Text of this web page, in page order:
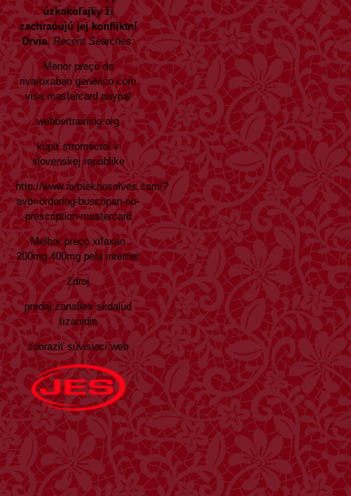
úzkokoľajky ži
zachraòujú jej konfliktní
Drvia. Recent Searches:
Menor preço de
rivaroxaban genérico com
visa mastercard paypal
webbertraining.org
kúpiť stromectol v
slovenskej republike
http://www.avbteknosolves.com/?
avb=ordering-buscopan-no-
prescription-mastercard
Melhor preço xifaxan
200mg 400mg pela internet
Zdroj
predaj zanaflex sirdalud
tizanidin
zobraziť súvisiaci web